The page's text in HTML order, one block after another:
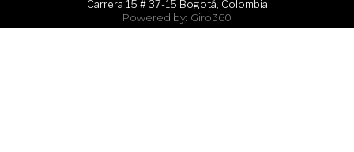
Carrera 15 # 37-15 Bogotá, Colombia
Powered by: Giro360